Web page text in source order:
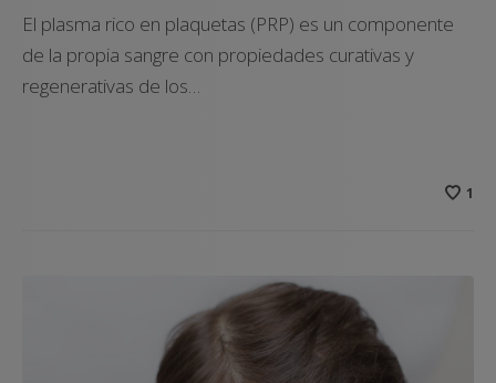
El plasma rico en plaquetas (PRP) es un componente
de la propia sangre con propiedades curativas y
regenerativas de los…
1